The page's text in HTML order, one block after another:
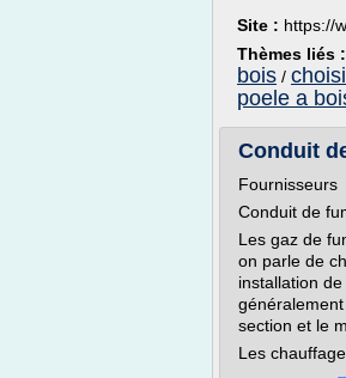
Site : https://
Thèmes liés :
bois /
poele a
Conduit
Fournisseurs
Conduit de
Les gaz de
on parle de
installation
section et le
Les